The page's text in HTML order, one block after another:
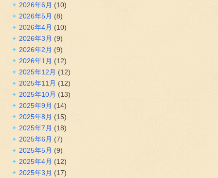
2026年6月 (10)
2026年5月 (8)
2026年4月 (10)
2026年3月 (9)
2026年2月 (9)
2026年1月 (12)
2025年12月 (12)
2025年11月 (12)
2025年10月 (13)
2025年9月 (14)
2025年8月 (15)
2025年7月 (18)
2025年6月 (7)
2025年5月 (9)
2025年4月 (12)
2025年3月 (17)